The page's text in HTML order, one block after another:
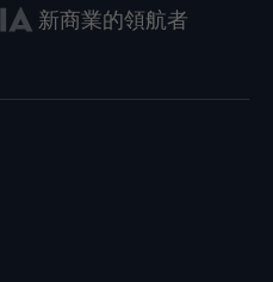
新商業的領航者